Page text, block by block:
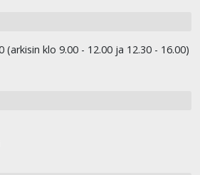
(arkisin klo 9.00 - 12.00 ja 12.30 - 16.00)